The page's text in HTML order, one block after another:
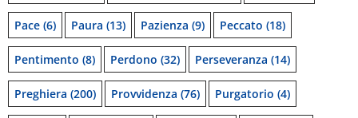
Pace (6) Paura (13) Pazienza (9) Peccato (18)
Pentimento (8) Perdono (32) Perseveranza (14)
Preghiera (200) Provvidenza (76) Purgatorio (4)